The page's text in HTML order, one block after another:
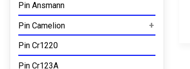
Pin Ansmann
Pin Camelion
Pin Cr1220
Pin Cr123A